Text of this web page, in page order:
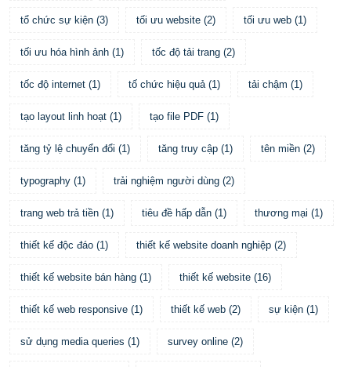
tổ chức sự kiện (3) tối ưu website (2) tối ưu web (1)
tối ưu hóa hình ảnh (1) tốc độ tải trang (2)
tốc độ internet (1) tố chức hiệu quả (1) tải chậm (1)
tạo layout linh hoạt (1) tạo file PDF (1)
tăng tỷ lệ chuyển đổi (1) tăng truy cập (1) tên miền (2)
typography (1) trải nghiệm người dùng (2)
trang web trả tiền (1) tiêu đề hấp dẫn (1) thương mại (1)
thiết kế độc đáo (1) thiết kế website doanh nghiệp (2)
thiết kế website bán hàng (1) thiết kế website (16)
thiết kế web responsive (1) thiết kế web (2) sự kiện (1)
sử dụng media queries (1) survey online (2)